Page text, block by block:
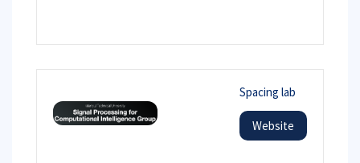
Spacing lab
Website